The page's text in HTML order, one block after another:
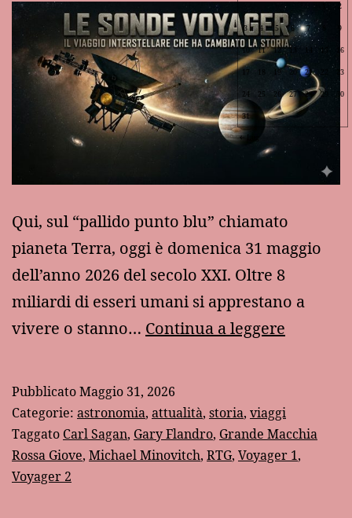
Qui, sul “pallido punto blu” chiamato
pianeta Terra, oggi è domenica 31 maggio
dell’anno 2026 del secolo XXI. Oltre 8
miliardi di esseri umani si apprestano a
vivere o stanno… Continua a leggere
oltre:
le
sonde
PubblicatoMaggio 31, 2026
Categorie: astronomia, attualità, storia, viaggi
Taggato Carl Sagan, Gary Flandro, Grande Macchia
Rossa Giove, Michael Minovitch, RTG, Voyager 1,
Voyager 2
2
3 4 5 6 7 9
10 11 12 13 14 15 16
17 19 20 21 23
24 25 26 27 28 29 30
31
Lug